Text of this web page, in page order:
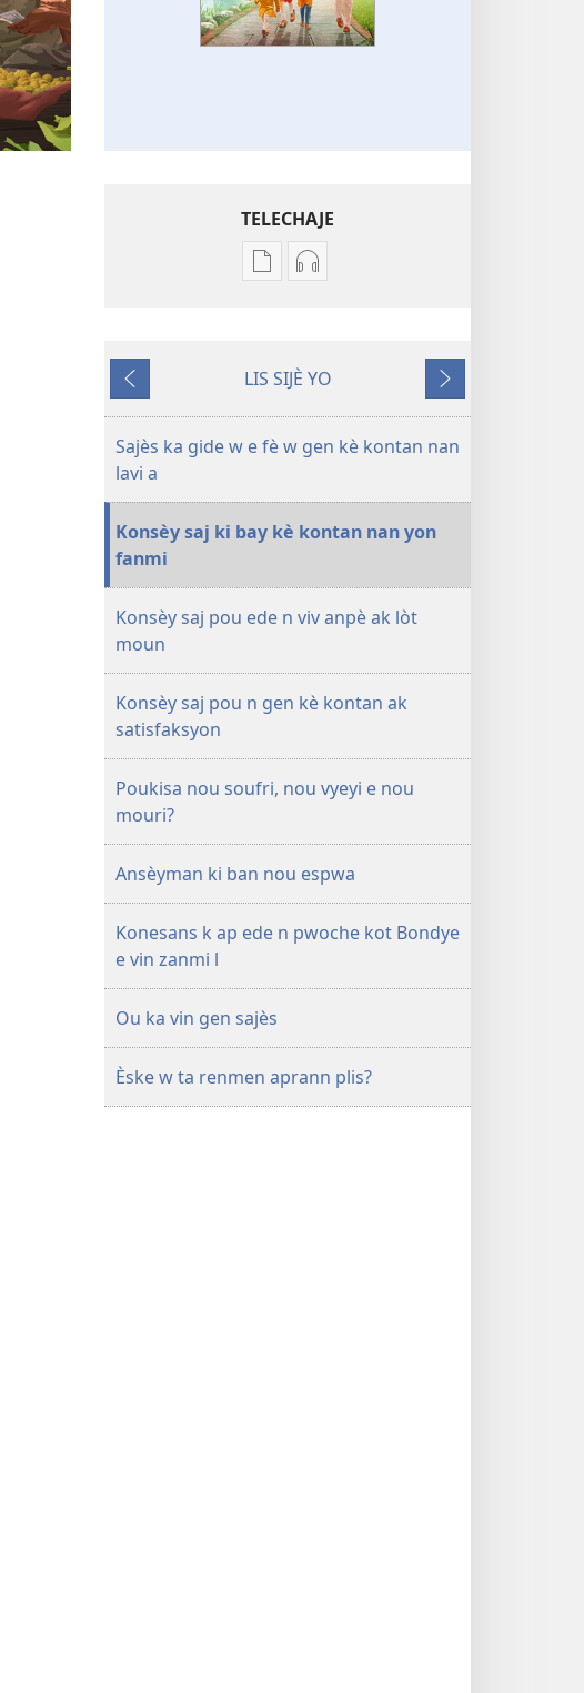
TELECHAJE
Opsyon
sou
PDF
ak
N!
ka
gide w
gen
kè
nan
lavi a
Opsyon
anrejistreman
odyo
REVEYE
N!
gide w
gen
kè
nan
lavi a
Anvan
LIS SIJÈ YO
Apre
Sajès ka gide w e fè w gen kè kontan nan
lavi a
Konsèy saj ki bay kè kontan nan yon
fanmi
Konsèy saj pou ede n viv anpè ak lòt
moun
Konsèy saj pou n gen kè kontan ak
satisfaksyon
Poukisa nou soufri, nou vyeyi e nou
mouri?
Ansèyman ki ban nou espwa
Konesans k ap ede n pwoche kot Bondye
e vin zanmi l
Ou ka vin gen sajès
Èske w ta renmen aprann plis?